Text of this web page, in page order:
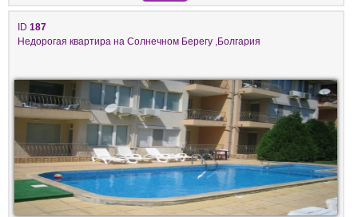
ID 187
Недорогая квартира на Солнечном Берегу ,Болгария